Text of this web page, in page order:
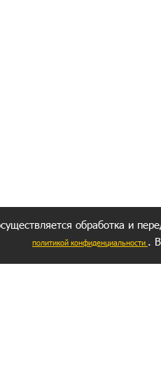
обработка и
политикой конфиденциальности .